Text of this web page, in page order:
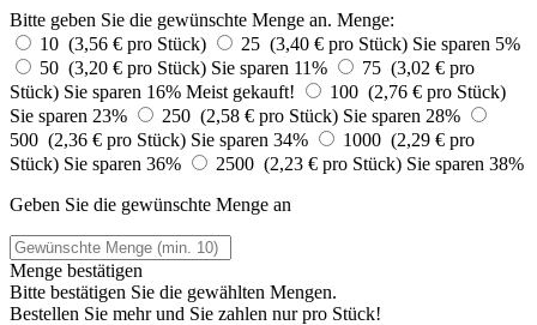
Bitte geben Sie die gewünschte Menge an. Menge:
10 (3,56 € pro Stück)
25 (3,40 € pro Stück) Sie sparen 5%
50 (3,20 € pro Stück) Sie sparen 11%
75 (3,02 € pro
Stück) Sie sparen 16% Meist gekauft!
100 (2,76 € pro Stück)
Sie sparen 23%
250 (2,58 € pro Stück) Sie sparen 28%
500 (2,36 € pro Stück) Sie sparen 34%
1000 (2,29 € pro
Stück) Sie sparen 36% 2500 (2,23 € pro Stück) Sie sparen 38%
Geben Sie die gewünschte Menge an
Menge bestätigen
Bitte bestätigen Sie die gewählten Mengen.
Bestellen Sie mehr und Sie zahlen nurpro Stück!